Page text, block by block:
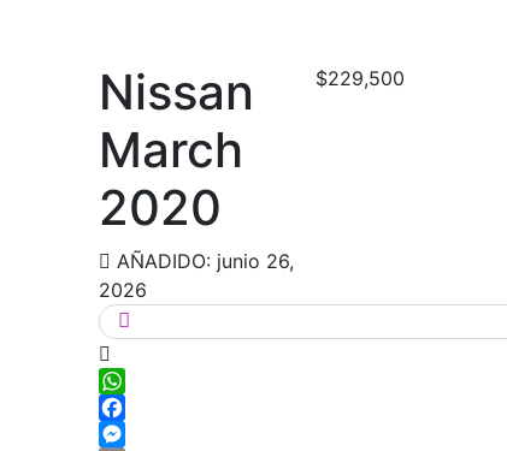
Nissan
March
2020
AÑADIDO: junio 26,
2026
$229,500
WhatsApp
Facebook